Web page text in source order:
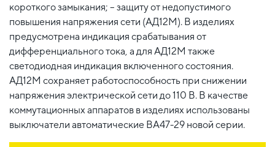
короткого замыкания; – защиту от недопустимого
повышения напряжения сети (АД12М). В изделиях
предусмотрена индикация срабатывания от
дифференциального тока, а для АД12М также
светодиодная индикация включенного состояния.
АД12М сохраняет работоспособность при снижении
напряжения электрической сети до 110 В. В качестве
коммутационных аппаратов в изделиях использованы
выключатели автоматические ВА47-29 новой серии.